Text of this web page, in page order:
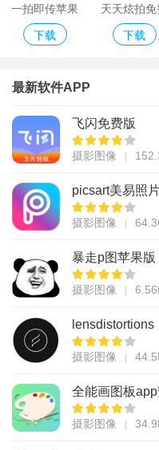
一拍即传苹果
版
下载
天天炫拍免
做相册
下载
最新软件APP
飞闪免费版
摄影图像
picsart美易照
摄影图像
暴走p图苹果版
摄影图像
lensdistortions
摄影图像
全能画图板
摄影图像